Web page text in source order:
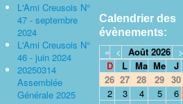
L'Ami Creusois N°
47 - septembre
2024
L'Ami Creusois N°
46 - juin 2024
20250314
Assemblée
Générale 2025
Calendrier des
évènements:
« < Août 2026 >
D
L Ma Me J
26 27 28 29 30
2
3 4 5 6